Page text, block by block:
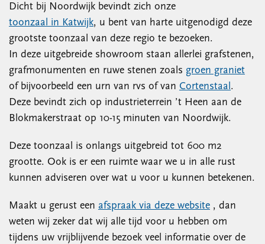
Dicht bij Noordwijk bevindt zich onze
toonzaal in Katwijk, u bent van harte uitgenodigd deze
grootste toonzaal van deze regio te bezoeken.
In deze uitgebreide showroom staan allerlei grafstenen,
grafmonumenten en ruwe stenen zoals groen graniet
of bijvoorbeeld een urn van rvs of van Cortenstaal.
Deze bevindt zich op industrieterrein ’t Heen aan de
Blokmakerstraat op 10-15 minuten van Noordwijk.
Deze toonzaal is onlangs uitgebreid tot 600 m2
grootte. Ook is er een ruimte waar we u in alle rust
kunnen adviseren over wat u voor u kunnen betekenen.
Maakt u gerust een afspraak via deze website , dan
weten wij zeker dat wij alle tijd voor u hebben om
tijdens uw vrijblijvende bezoek veel informatie over de